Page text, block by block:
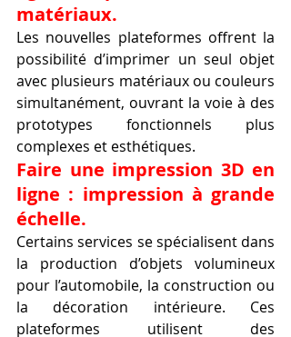
matériaux.
Les nouvelles plateformes offrent la
possibilité d’imprimer un seul objet
avec plusieurs matériaux ou couleurs
simultanément, ouvrant la voie à des
prototypes fonctionnels plus
complexes et esthétiques.
Faire une impression 3D en
ligne : impression à grande
échelle.
Certains services se spécialisent dans
la production d’objets volumineux
pour l’automobile, la construction ou
la décoration intérieure. Ces
plateformes utilisent des